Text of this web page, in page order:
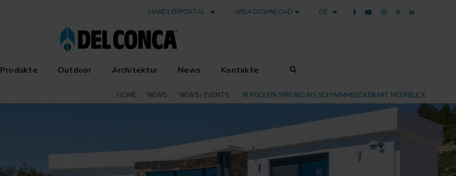
HÄNDLERPORTAL AREA DOWNLOAD DE
Produkte Outdoor Architektur News Kontakte
HOME NEWS NEWS / EVENTS IN RODI EIN SPRUNG INS SCHWIMMBECKEN MIT MEERBLICK